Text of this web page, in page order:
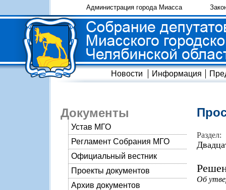
Администрация города Миасса
Новости Информация
Документы
Устав МГО
Регламент Собрания МГО
Официальный вестник
Проекты документов
Архив документов
Раздел:
Об